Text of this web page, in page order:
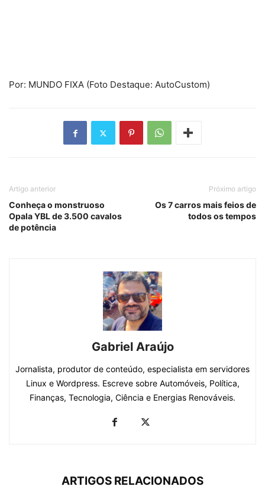
Por: MUNDO FIXA (Foto Destaque: AutoCustom)
Artigo anterior
Conheça o monstruoso
Opala YBL de 3.500 cavalos
de potência
Próximo artigo
Os 7 carros mais feios de
todos os tempos
Gabriel Araújo
Jornalista, produtor de conteúdo, especialista em servidores
Linux e Wordpress. Escreve sobre Automóveis, Política,
Finanças, Tecnologia, Ciência e Energias Renováveis.
ARTIGOS RELACIONADOS